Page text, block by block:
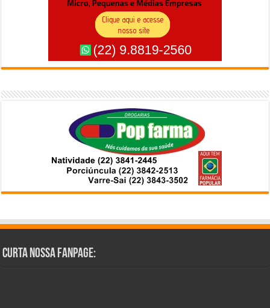
Curta Nossa Fanpage: